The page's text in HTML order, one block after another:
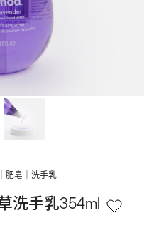
肥皂｜洗手乳
洗手乳354ml